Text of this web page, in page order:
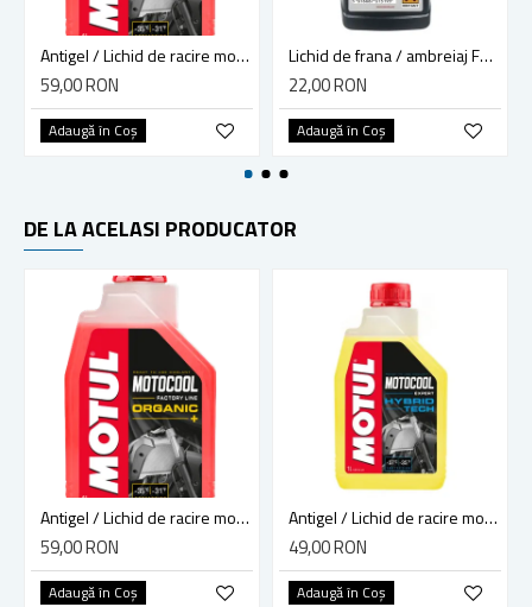
Antigel / Lichid de racire motocool factory line 1L rosu
59,00 RON
Adaugă în Coş
Lichid de frana / ambreiaj Ferodo DOT 4, 0.5L, FBX050
22,00 RON
Adaugă în Coş
DE LA ACELASI PRODUCATOR
Antigel / Lichid de racire motocool factory line 1L rosu
59,00 RON
Adaugă în Coş
Antigel / Lichid de racire motul motocool expert 1l galben
49,00 RON
Adaugă în Coş